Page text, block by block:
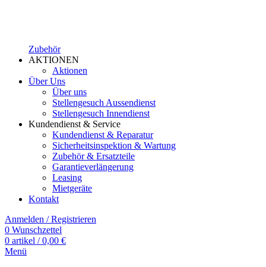
Zubehör
AKTIONEN
Aktionen
Über Uns
Über uns
Stellengesuch Aussendienst
Stellengesuch Innendienst
Kundendienst & Service
Kundendienst & Reparatur
Sicherheitsinspektion & Wartung
Zubehör & Ersatzteile
Garantieverlängerung
Leasing
Mietgeräte
Kontakt
Anmelden / Registrieren
0 Wunschzettel
0 artikel / 0,00 €
Menü